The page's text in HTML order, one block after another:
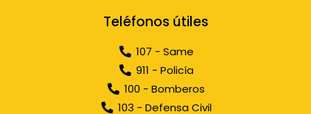
Teléfonos útiles
107 - Same
911 - Policía
100 - Bomberos
103 - Defensa Civil